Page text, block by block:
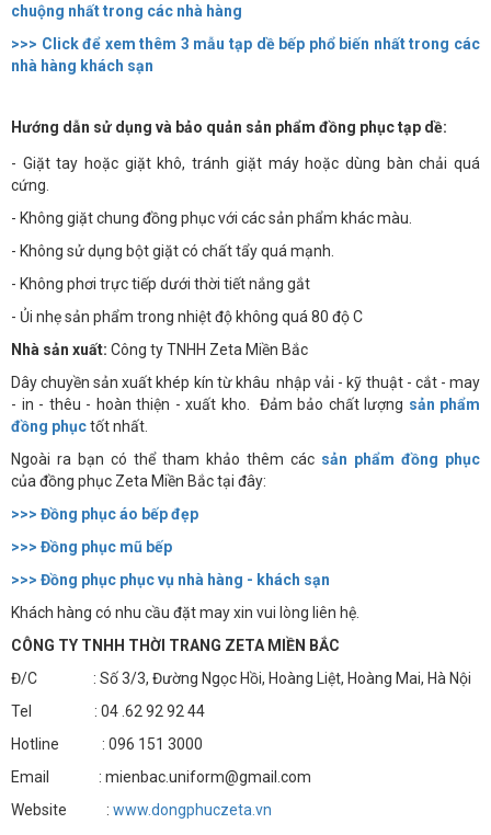
chuộng nhất trong các nhà hàng
>>> Click để xem thêm 3 mẫu tạp dề bếp phổ biến nhất trong các
nhà hàng khách sạn
Hướng dẫn sử dụng và bảo quản sản phẩm đồng phục tạp dề:
- Giặt tay hoặc giặt khô, tránh giặt máy hoặc dùng bàn chải quá
cứng.
- Không giặt chung đồng phục với các sản phẩm khác màu.
- Không sử dụng bột giặt có chất tẩy quá mạnh.
- Không phơi trực tiếp dưới thời tiết nắng gắt
- Ủi nhẹ sản phẩm trong nhiệt độ không quá 80 độ C
Nhà sản xuất: Công ty TNHH Zeta Miền Bắc
Dây chuyền sản xuất khép kín từ khâu nhập vải - kỹ thuật - cắt - may
- in - thêu - hoàn thiện - xuất kho. Đảm bảo chất lượng sản phẩm
đồng phụctốt nhất.
Ngoài ra bạn có thể tham khảo thêm các sản phẩm đồng phục
của đồng phục Zeta Miền Bắc tại đây:
>>> Đồng phục áo bếp đẹp
>>> Đồng phục mũ bếp
>>> Đồng phục phục vụ nhà hàng - khách sạn
Khách hàng có nhu cầu đặt may xin vui lòng liên hệ.
CÔNG TY TNHH THỜI TRANG ZETA MIỀN BẮC
Đ/C : Số 3/3, Đường Ngọc Hồi, Hoàng Liệt, Hoàng Mai, Hà Nội
Tel : 04 .62 92 92 44
Hotline : 096 151 3000
Email : mienbac.uniform@gmail.com
Website : www.dongphuczeta.vn